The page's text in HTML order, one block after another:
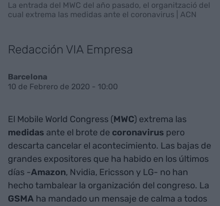
La entrada del MWC del año pasado, el organització del
cual extrema las medidas ante el coronavirus | ACN
Redacción VIA Empresa
Barcelona
10 de Febrero de 2020 - 10:00
El Mobile World Congress (MWC) extrema las
medidas ante el brote de coronavirus pero
descarta cancelar el acontecimiento. Las bajas de
grandes expositores que ha habido en los últimos
días -Amazon, Nvidia, Ericsson y LG- no han
hecho tambalear la organización del congreso. La
GSMA ha mandado un mensaje de calma a todos